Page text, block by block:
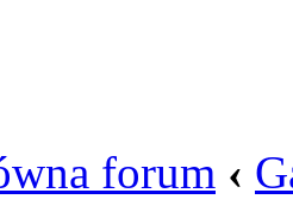
forum ‹